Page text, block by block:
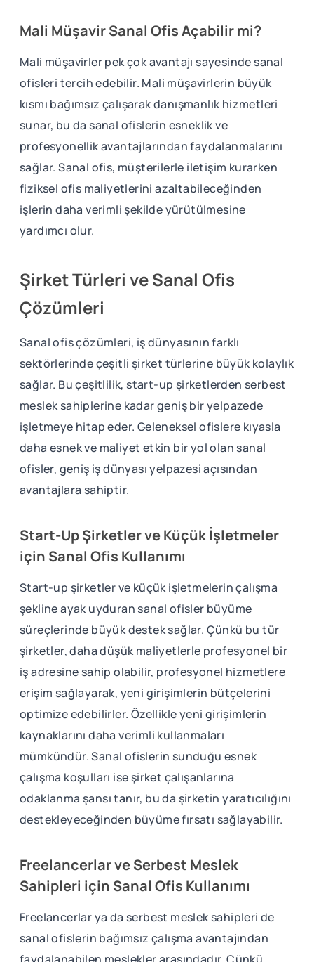
Mali Müşavir Sanal Ofis Açabilir mi?
Mali müşavirler pek çok avantajı sayesinde sanal
ofisleri tercih edebilir. Mali müşavirlerin büyük
kısmı bağımsız çalışarak danışmanlık hizmetleri
sunar, bu da sanal ofislerin esneklik ve
profesyonellik avantajlarından faydalanmalarını
sağlar. Sanal ofis, müşterilerle iletişim kurarken
fiziksel ofis maliyetlerini azaltabileceğinden
işlerin daha verimli şekilde yürütülmesine
yardımcı olur.
Şirket Türleri ve Sanal Ofis
Çözümleri
Sanal ofis çözümleri, iş dünyasının farklı
sektörlerinde çeşitli şirket türlerine büyük kolaylık
sağlar. Bu çeşitlilik, start-up şirketlerden serbest
meslek sahiplerine kadar geniş bir yelpazede
işletmeye hitap eder. Geleneksel ofislere kıyasla
daha esnek ve maliyet etkin bir yol olan sanal
ofisler, geniş iş dünyası yelpazesi açısından
avantajlara sahiptir.
Start-Up Şirketler ve Küçük İşletmeler
için Sanal Ofis Kullanımı
Start-up şirketler ve küçük işletmelerin çalışma
şekline ayak uyduran sanal ofisler büyüme
süreçlerinde büyük destek sağlar. Çünkü bu tür
şirketler, daha düşük maliyetlerle profesyonel bir
iş adresine sahip olabilir, profesyonel hizmetlere
erişim sağlayarak, yeni girişimlerin bütçelerini
optimize edebilirler. Özellikle yeni girişimlerin
kaynaklarını daha verimli kullanmaları
mümkündür. Sanal ofislerin sunduğu esnek
çalışma koşulları ise şirket çalışanlarına
odaklanma şansı tanır, bu da şirketin yaratıcılığını
destekleyeceğinden büyüme fırsatı sağlayabilir.
Freelancerlar ve Serbest Meslek
Sahipleri için Sanal Ofis Kullanımı
Freelancerlar ya da serbest meslek sahipleri de
sanal ofislerin bağımsız çalışma avantajından